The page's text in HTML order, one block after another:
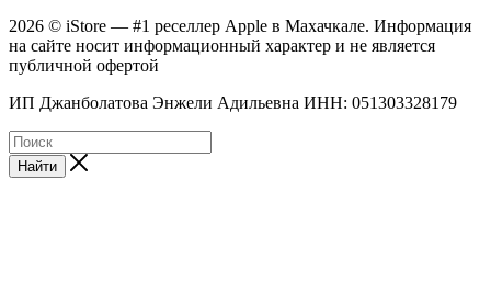
2026 © iStore — #1 реселлер Apple в Махачкале. Информация
на сайте носит информационный характер и не является
публичной офертой
ИП Джанболатова Энжели Адильевна ИНН: 051303328179
Найти